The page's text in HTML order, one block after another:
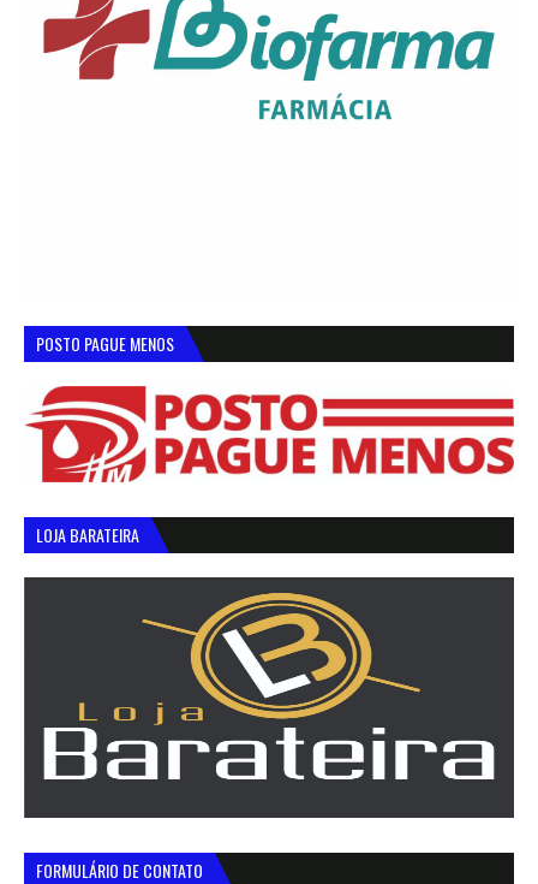
POSTO PAGUE MENOS
LOJA BARATEIRA
FORMULÁRIO DE CONTATO